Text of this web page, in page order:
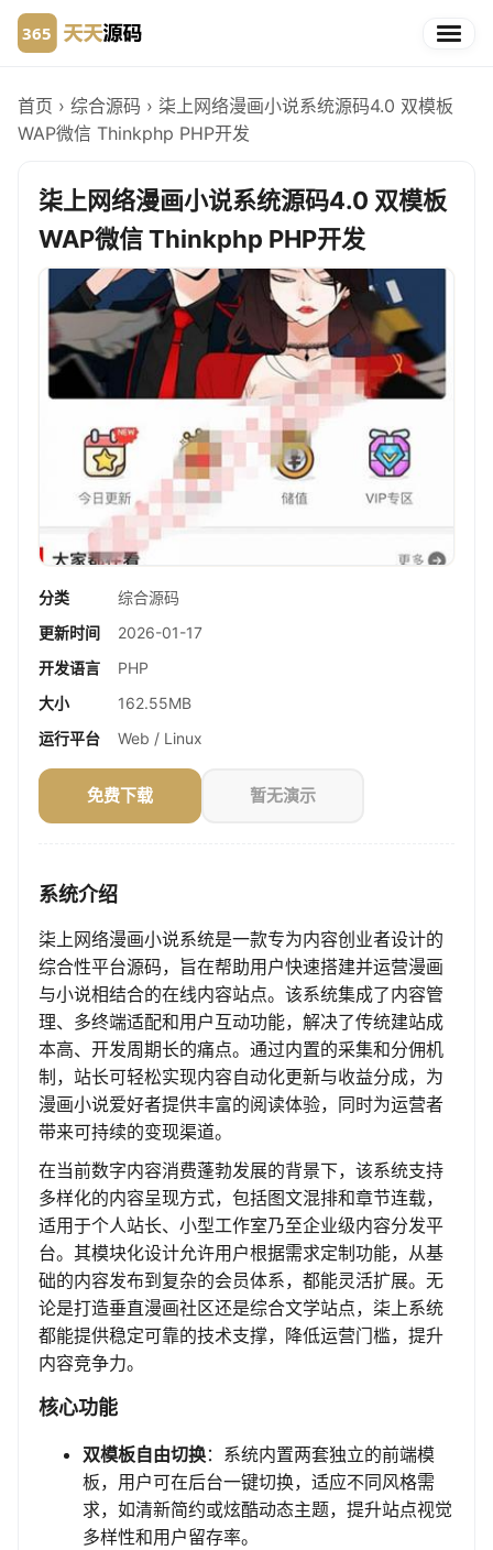
首页 › 综合源码 › 柒上网络漫画小说系统源码4.0 双模板
WAP微信 Thinkphp PHP开发
柒上网络漫画小说系统源码4.0 双模板
WAP微信 Thinkphp PHP开发
分类
综合源码
更新时间
2026-01-17
开发语言
PHP
大小
162.55MB
运行平台
Web / Linux
免费下载 暂无演示
系统介绍
柒上网络漫画小说系统是一款专为内容创业者设计的
综合性平台源码，旨在帮助用户快速搭建并运营漫画
与小说相结合的在线内容站点。该系统集成了内容管
理、多终端适配和用户互动功能，解决了传统建站成
本高、开发周期长的痛点。通过内置的采集和分佣机
制，站长可轻松实现内容自动化更新与收益分成，为
漫画小说爱好者提供丰富的阅读体验，同时为运营者
带来可持续的变现渠道。
在当前数字内容消费蓬勃发展的背景下，该系统支持
多样化的内容呈现方式，包括图文混排和章节连载，
适用于个人站长、小型工作室乃至企业级内容分发平
台。其模块化设计允许用户根据需求定制功能，从基
础的内容发布到复杂的会员体系，都能灵活扩展。无
论是打造垂直漫画社区还是综合文学站点，柒上系统
都能提供稳定可靠的技术支撑，降低运营门槛，提升
内容竞争力。
核心功能
双模板自由切换：系统内置两套独立的前端模
板，用户可在后台一键切换，适应不同风格需
求，如清新简约或炫酷动态主题，提升站点视觉
多样性和用户留存率。